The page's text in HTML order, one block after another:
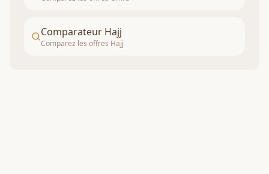
Comparateur Hajj
Comparez les offres Hajj